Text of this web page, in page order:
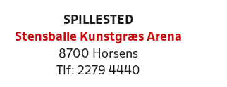
SPILLESTED
Stensballe Kunstgræs Arena
8700 Horsens
Tlf: 2279 4440